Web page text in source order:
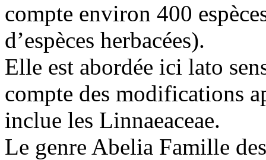
compte environ 400
d’espèces herbacées).
Elle est abordée ici lato
compte des modifications
inclue les Linnaeaceae.
Le genre Abelia Famille